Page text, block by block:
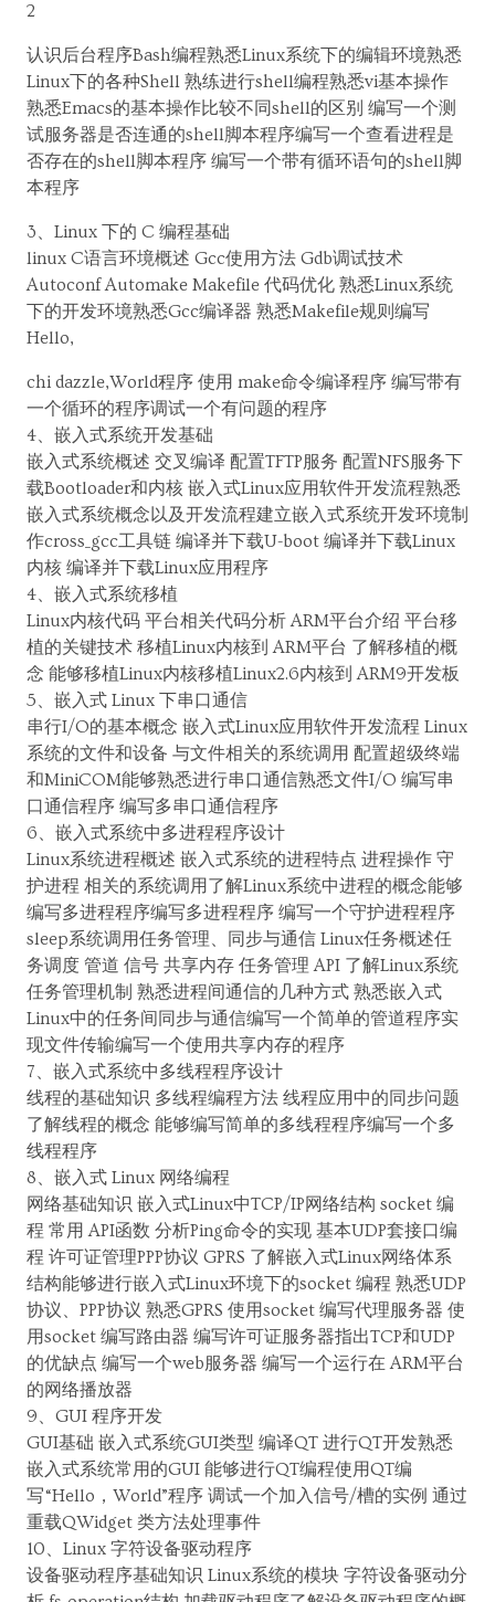
2
认识后台程序Bash编程熟悉Linux系统下的编辑环境熟悉
Linux下的各种Shell 熟练进行shell编程熟悉vi基本操作
熟悉Emacs的基本操作比较不同shell的区别 编写一个测
试服务器是否连通的shell脚本程序编写一个查看进程是
否存在的shell脚本程序 编写一个带有循环语句的shell脚
本程序
3、Linux 下的 C 编程基础
linux C语言环境概述 Gcc使用方法 Gdb调试技术
Autoconf Automake Makefile 代码优化 熟悉Linux系统
下的开发环境熟悉Gcc编译器 熟悉Makefile规则编写
Hello,
chi dazzle,World程序 使用 make命令编译程序 编写带有
一个循环的程序调试一个有问题的程序
4、嵌入式系统开发基础
嵌入式系统概述 交叉编译 配置TFTP服务 配置NFS服务下
载Bootloader和内核 嵌入式Linux应用软件开发流程熟悉
嵌入式系统概念以及开发流程建立嵌入式系统开发环境制
作cross_gcc工具链 编译并下载U-boot 编译并下载Linux
内核 编译并下载Linux应用程序
4、嵌入式系统移植
Linux内核代码 平台相关代码分析 ARM平台介绍 平台移
植的关键技术 移植Linux内核到 ARM平台 了解移植的概
念 能够移植Linux内核移植Linux2.6内核到 ARM9开发板
5、嵌入式 Linux 下串口通信
串行I/O的基本概念 嵌入式Linux应用软件开发流程 Linux
系统的文件和设备 与文件相关的系统调用 配置超级终端
和MiniCOM能够熟悉进行串口通信熟悉文件I/O 编写串
口通信程序 编写多串口通信程序
6、嵌入式系统中多进程程序设计
Linux系统进程概述 嵌入式系统的进程特点 进程操作 守
护进程 相关的系统调用了解Linux系统中进程的概念能够
编写多进程程序编写多进程程序 编写一个守护进程程序
sleep系统调用任务管理、同步与通信 Linux任务概述任
务调度 管道 信号 共享内存 任务管理 API 了解Linux系统
任务管理机制 熟悉进程间通信的几种方式 熟悉嵌入式
Linux中的任务间同步与通信编写一个简单的管道程序实
现文件传输编写一个使用共享内存的程序
7、嵌入式系统中多线程程序设计
线程的基础知识 多线程编程方法 线程应用中的同步问题
了解线程的概念 能够编写简单的多线程程序编写一个多
线程程序
8、嵌入式 Linux 网络编程
网络基础知识 嵌入式Linux中TCP/IP网络结构 socket 编
程 常用 API函数 分析Ping命令的实现 基本UDP套接口编
程 许可证管理PPP协议 GPRS 了解嵌入式Linux网络体系
结构能够进行嵌入式Linux环境下的socket 编程 熟悉UDP
协议、PPP协议 熟悉GPRS 使用socket 编写代理服务器 使
用socket 编写路由器 编写许可证服务器指出TCP和UDP
的优缺点 编写一个web服务器 编写一个运行在 ARM平台
的网络播放器
9、GUI 程序开发
GUI基础 嵌入式系统GUI类型 编译QT 进行QT开发熟悉
嵌入式系统常用的GUI 能够进行QT编程使用QT编
写“Hello，World”程序 调试一个加入信号/槽的实例 通过
重载QWidget 类方法处理事件
10、Linux 字符设备驱动程序
设备驱动程序基础知识 Linux系统的模块 字符设备驱动分